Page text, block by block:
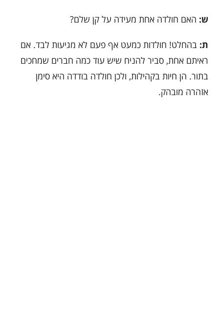
ש: האם חולדה אחת מעידה על קן שלם?
ת: בהחלט! חולדות כמעט אף פעם לא מגיעות לבד. אם
ראיתם אחת, סביר להניח שיש עוד כמה חברים שמחכים
בתור. הן חיות בקהילות, ולכן חולדה בודדה היא סימן
אזהרה מובהק.